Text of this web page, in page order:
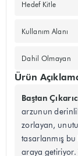
Hedef Kitle
Kullanım Alanı
Dahil Olmayan
Ürün
Baştan
arzunun
zorlayan,
tasarlanmış
araya getiriyor.